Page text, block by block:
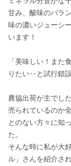
甘み、酸味のバラ
味の濃いジューシ
います！
「美味しい！また
りたい‥と試行錯
農協出荷が主でし
売られているのか
とのない方々に知
た。
そんな時に私が大
ル」さんを紹介さ